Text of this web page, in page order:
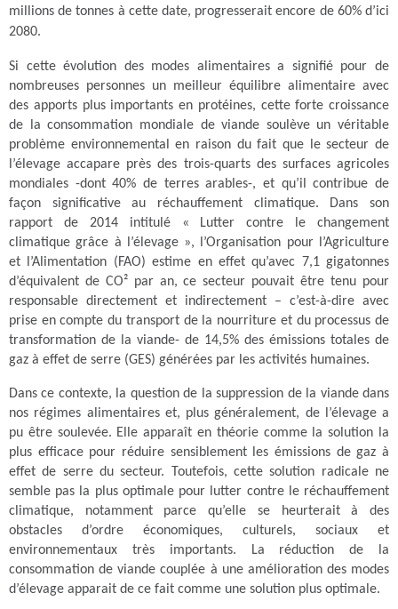
millions de tonnes à cette date, progresserait encore de 60% d’ici
2080.
Si cette évolution des modes alimentaires a signifié pour de
nombreuses personnes un meilleur équilibre alimentaire avec
des apports plus importants en protéines, cette forte croissance
de la consommation mondiale de viande soulève un véritable
problème environnemental en raison du fait que le secteur de
l’élevage accapare près des trois-quarts des surfaces agricoles
mondiales -dont 40% de terres arables-, et qu’il contribue de
façon significative au réchauffement climatique. Dans son
rapport de 2014 intitulé « Lutter contre le changement
climatique grâce à l’élevage », l’Organisation pour l’Agriculture
et l’Alimentation (FAO) estime en effet qu’avec 7,1 gigatonnes
d’équivalent de CO² par an, ce secteur pouvait être tenu pour
responsable directement et indirectement – c’est-à-dire avec
prise en compte du transport de la nourriture et du processus de
transformation de la viande- de 14,5% des émissions totales de
gaz à effet de serre (GES) générées par les activités humaines.
Dans ce contexte, la question de la suppression de la viande dans
nos régimes alimentaires et, plus généralement, de l’élevage a
pu être soulevée. Elle apparaît en théorie comme la solution la
plus efficace pour réduire sensiblement les émissions de gaz à
effet de serre du secteur.
Toutefois, cette solution radicale ne
semble pas la plus optimale pour lutter contre le réchauffement
climatique, notamment parce qu’elle se heurterait à des
obstacles d’ordre économiques, culturels, sociaux et
environnementaux très importants. La réduction de la
consommation de viande couplée à une amélioration des modes
d’élevage apparait de ce fait comme une solution plus optimale.